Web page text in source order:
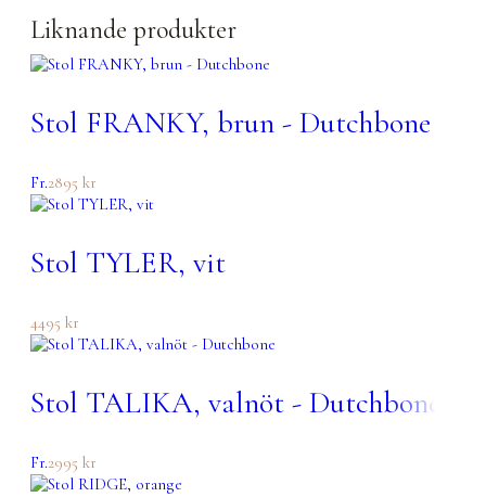
Liknande produkter
Stol FRANKY, brun - Dutchbone
Fr.2895 kr
Stol TYLER, vit
4495 kr
Stol TALIKA, valnöt - Dutchbone
Fr.2995 kr